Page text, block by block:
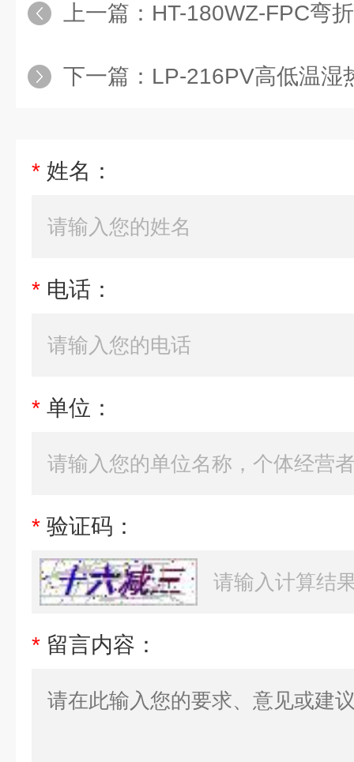
上一篇： HT-180WZ-FPC弯折试验
下一篇： LP-216PV高低温湿热低
* 姓名：
* 电话：
* 单位：
* 验证码：
* 留言内容：